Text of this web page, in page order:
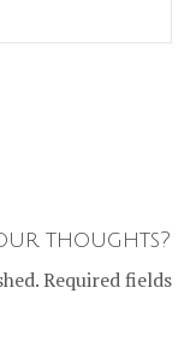
thoughts?
Required fields